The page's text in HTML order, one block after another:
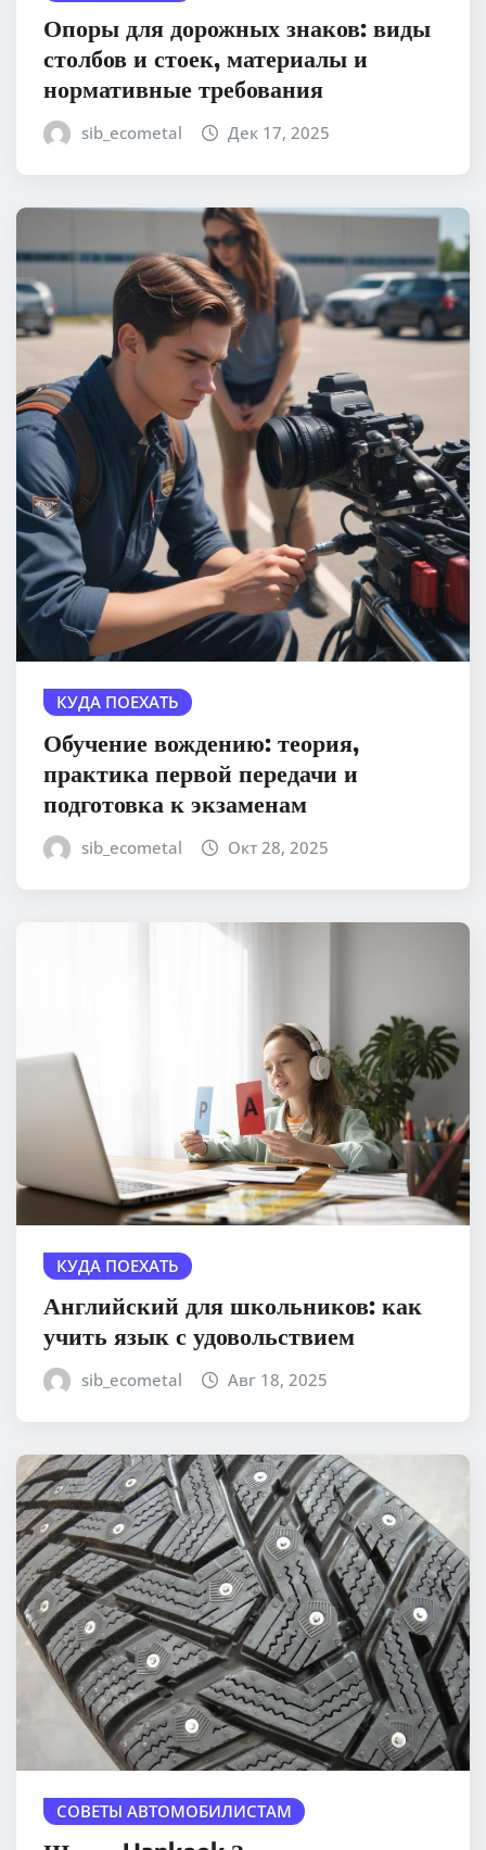
Опоры для дорожных знаков: виды
столбов и стоек, материалы и
нормативные требования
sib_ecometal Дек 17, 2025
КУДА ПОЕХАТЬ
Обучение вождению: теория,
практика первой передачи и
подготовка к экзаменам
sib_ecometal Окт 28, 2025
КУДА ПОЕХАТЬ
Английский для школьников: как
учить язык с удовольствием
sib_ecometal Авг 18, 2025
СОВЕТЫ АВТОМОБИЛИСТАМ